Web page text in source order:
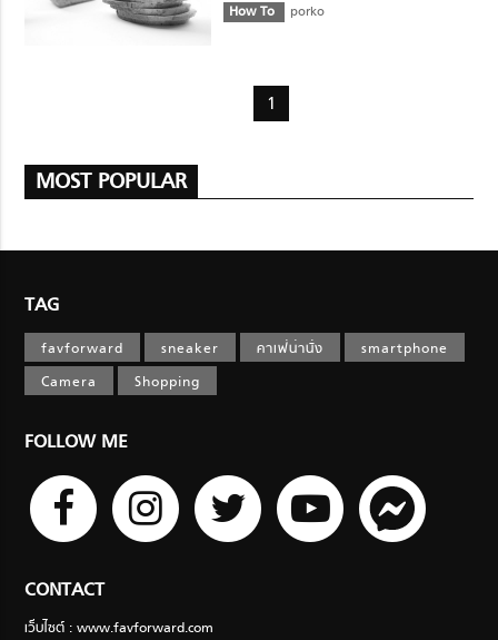
How To porko
1
MOST POPULAR
TAG
favforward sneaker คาเฟ่น่านั่ง
smartphone
Camera
Shopping
FOLLOW ME
CONTACT
เว็บไซต์ : www.favforward.com